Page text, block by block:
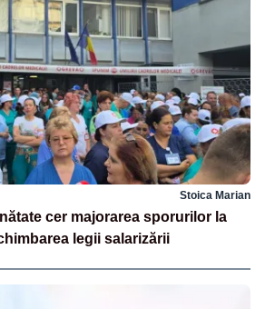
Stoica Marian
cer majorarea sporurilor la
legii salarizării